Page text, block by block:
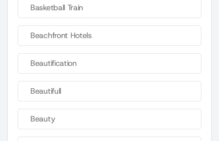
Basketball Train
Beachfront Hotels
Beautification
Beautifull
Beauty